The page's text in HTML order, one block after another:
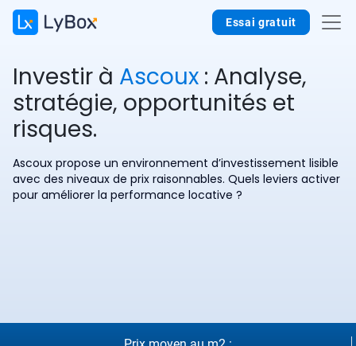
Essai gratuit
Investir à Ascoux : Analyse,
stratégie, opportunités et
risques.
Ascoux propose un environnement d’investissement lisible
avec des niveaux de prix raisonnables. Quels leviers activer
pour améliorer la performance locative ?